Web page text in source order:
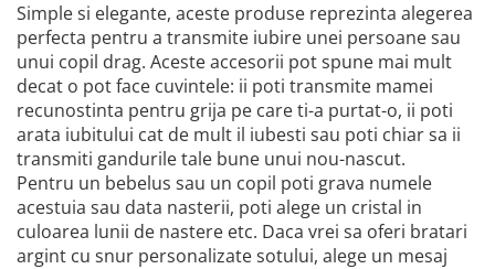
Simple si elegante, aceste produse reprezinta alegerea
perfecta pentru a transmite iubire unei persoane sau
unui copil drag. Aceste accesorii pot spune mai mult
decat o pot face cuvintele: ii poti transmite mamei
recunostinta pentru grija pe care ti-a purtat-o, ii poti
arata iubitului cat de mult il iubesti sau poti chiar sa ii
transmiti gandurile tale bune unui nou-nascut.
Pentru un bebelus sau un copil poti grava numele
acestuia sau data nasterii, poti alege un cristal in
culoarea lunii de nastere etc. Daca vrei sa oferi bratari
argint cu snur personalizate sotului, alege un mesaj